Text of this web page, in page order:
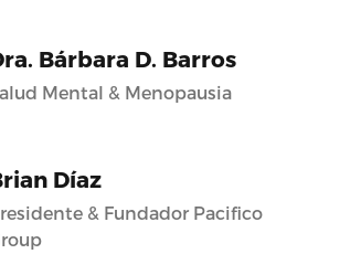
Bárbara D. Barros
Mental & Menopausia
Díaz
& Fundador Pacifico